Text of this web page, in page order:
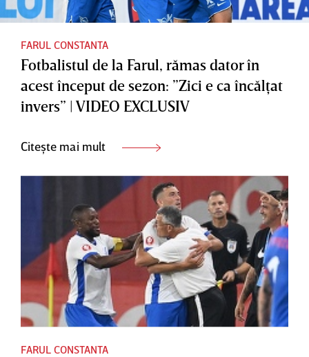
FARUL CONSTANTA
Fotbalistul de la Farul, rămas dator în
acest început de sezon: ”Zici e ca încălţat
invers” | VIDEO EXCLUSIV
Citește mai mult
FARUL CONSTANTA